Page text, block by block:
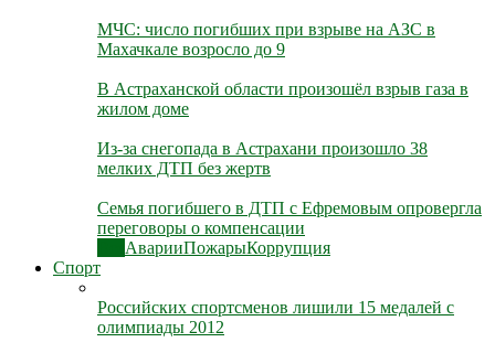
МЧС: число погибших при взрыве на АЗС в
Махачкале возросло до 9
В Астраханской области произошёл взрыв газа в
жилом доме
Из-за снегопада в Астрахани произошло 38
мелких ДТП без жертв
Семья погибшего в ДТП с Ефремовым опровергла
переговоры о компенсации
АварииПожарыКоррупция
Спорт
Российских спортсменов лишили 15 медалей с
олимпиады 2012